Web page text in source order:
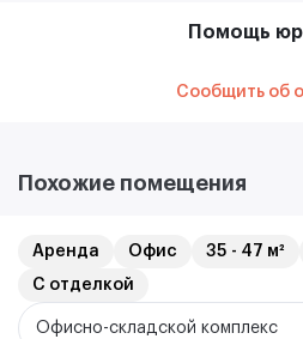
Помощь
Сообщить об
Похожие помещения
Аренда Офис 35 - 47 м²
С отделкой
Офисно-складской комплекс